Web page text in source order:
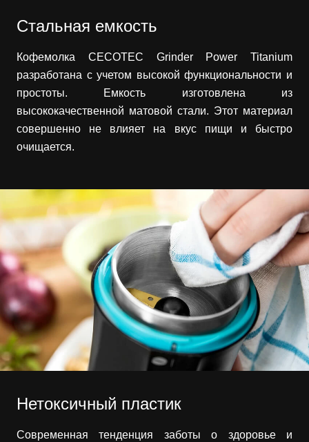
Стальная емкость
Кофемолка CECOTEC Grinder Power Titanium
разработана с учетом высокой функциональности и
простоты. Емкость изготовлена из
высококачественной матовой стали. Этот материал
совершенно не влияет на вкус пищи и быстро
очищается.
Нетоксичный пластик
Современная тенденция заботы о здоровье и